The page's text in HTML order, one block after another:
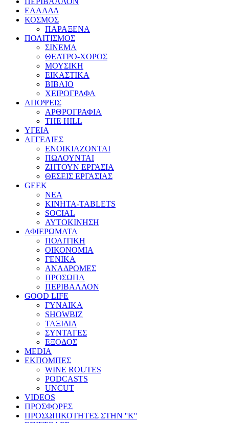
ΕΛΛΑΔΑ
ΚΟΣΜΟΣ
ΠΑΡΑΞΕΝΑ
ΠΟΛΙΤΙΣΜΟΣ
ΣΙΝΕΜΑ
ΘΕΑΤΡΟ-ΧΟΡΟΣ
ΜΟΥΣΙΚΗ
ΕΙΚΑΣΤΙΚΑ
ΒΙΒΛΙΟ
ΧΕΙΡΟΓΡΑΦΑ
ΑΠΟΨΕΙΣ
ΑΡΘΡΟΓΡΑΦΙΑ
THE HILL
ΥΓΕΙΑ
ΑΓΓΕΛΙΕΣ
ΕΝΟΙΚΙΑΖΟΝΤΑΙ
ΠΩΛΟΥΝΤΑΙ
ΖΗΤΟΥΝ ΕΡΓΑΣΙΑ
ΘΕΣΕΙΣ ΕΡΓΑΣΙΑΣ
GEEK
ΝΕΑ
ΚΙΝΗΤΑ-TABLETS
SOCIAL
ΑΥΤΟΚΙΝΗΣΗ
ΑΦΙΕΡΩΜΑΤΑ
ΠΟΛΙΤΙΚΗ
ΟΙΚΟΝΟΜΙΑ
ΓΕΝΙΚΑ
ΑΝΑΔΡΟΜΕΣ
ΠΡΟΣΩΠΑ
ΠΕΡΙΒΑΛΛΟΝ
GOOD LIFE
ΓΥΝΑΙΚΑ
SHOWBIZ
ΤΑΞΙΔΙΑ
ΣΥΝΤΑΓΕΣ
ΕΞΟΔΟΣ
MEDIA
ΕΚΠΟΜΠΕΣ
WINE ROUTES
PODCASTS
UNCUT
VIDEOS
ΠΡΟΣΦΟΡΕΣ
ΠΡΟΣΩΠΙΚΟΤΗΤΕΣ ΣΤΗΝ ''Κ''